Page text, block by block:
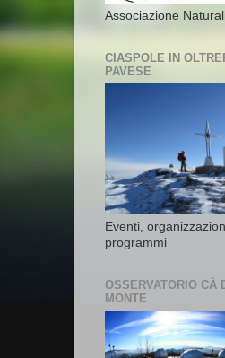
Associazione
CIASPOLE IN
PAVESE
Eventi,
programmi
OSSERVATORIO CÀ
MONTE